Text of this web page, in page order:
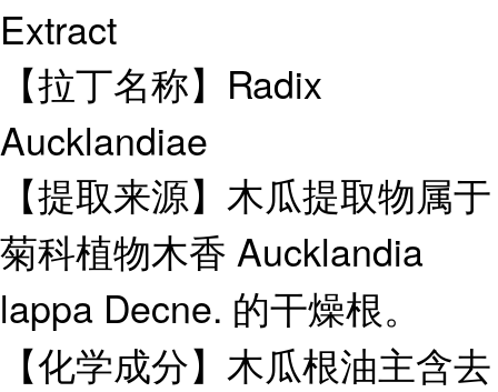
Extract
【拉丁名称】Radix
Aucklandiae
【提取来源】木瓜提取物属于
菊科植物木香 Aucklandia
lappa Decne. 的干燥根。
【化学成分】木瓜根油主含去